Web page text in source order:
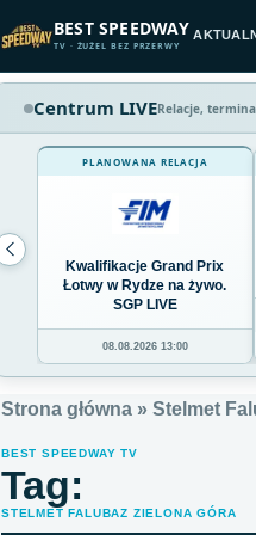
BEST SPEEDWAY
TV · ŻUŻEL BEZ PRZERWY
Centrum LIVERelacje,
PLANOWANA RELACJA
Kwalifikacje Grand Prix
Łotwy w Rydze na żywo.
SGP LIVE
08.08.2026 13:00
Strona główna » Stelmet
BEST SPEEDWAY TV
Tag:
STELMET FALUBAZ ZIELONA GÓRA